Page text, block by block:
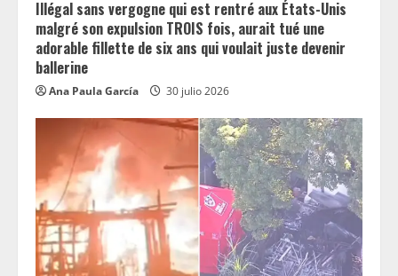
Illégal sans vergogne qui est rentré aux États-Unis
malgré son expulsion TROIS fois, aurait tué une
adorable fillette de six ans qui voulait juste devenir
ballerine
Ana Paula García 30 julio 2026